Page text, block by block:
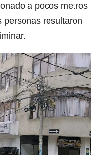
a pocos metros
personas resultaron